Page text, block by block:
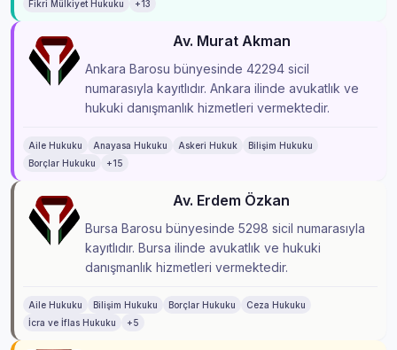
Fikri Mülkiyet Hukuku
+13
Av. Murat Akman
Ankara Barosu bünyesinde 42294 sicil
numarasıyla kayıtlıdır. Ankara ilinde avukatlık ve
hukuki danışmanlık hizmetleri vermektedir.
Aile Hukuku Anayasa Hukuku Askeri Hukuk
Bilişim Hukuku
Borçlar Hukuku
+15
Av. Erdem Özkan
Bursa Barosu bünyesinde 5298 sicil numarasıyla
kayıtlıdır. Bursa ilinde avukatlık ve hukuki
danışmanlık hizmetleri vermektedir.
Aile Hukuku Bilişim Hukuku Borçlar Hukuku
Ceza Hukuku
İcra ve İflas Hukuku
+5